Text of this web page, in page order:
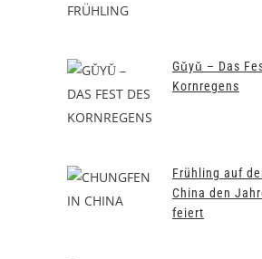
Gǔyǔ – Das
Kornregens
Frühling auf
China den
feiert